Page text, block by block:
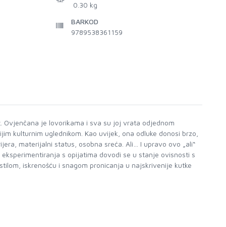
0.30 kg
BARKOD
9789538361159
Ovjenčana je lovorikama i sva su joj vrata odjednom
kulturnim uglednikom. Kao uvijek, ona odluke donosi brzo,
materijalni status, osobna sreća. Ali… I upravo ovo „ali“
s opijatima dovodi se u stanje ovisnosti s
iskrenošću i snagom pronicanja u najskrivenije kutke